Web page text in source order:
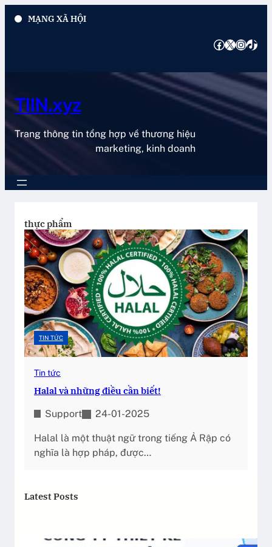
đến
MẠNG XÃ HỘI
FacebookXInstagramTikTok
TIIN.xyz
Trang thông tin tổng hợp về thương hiệu
marketing, kinh doanh
thực phẩm
TIN TỨC
Tin tức
Halal và những điều cần biết!
Support 24-01-2025
Halal là một thuật ngữ trong tiếng Ả Rập có
nghĩa là hợp pháp, được…
Latest Posts